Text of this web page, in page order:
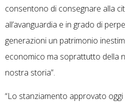
consentono di consegnare alla
all’avanguardia e in grado di
generazioni un patrimonio
economico ma soprattutto della
nostra storia”.
“Lo stanziamento approvato